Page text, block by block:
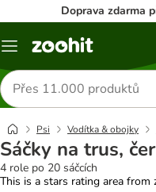
Doprava zdarma
Menu
Hledat
produkty
Psi Vodítka & obojky
Sáčky na trus,
4 role po 20 sáčcích
This is a stars rating area from